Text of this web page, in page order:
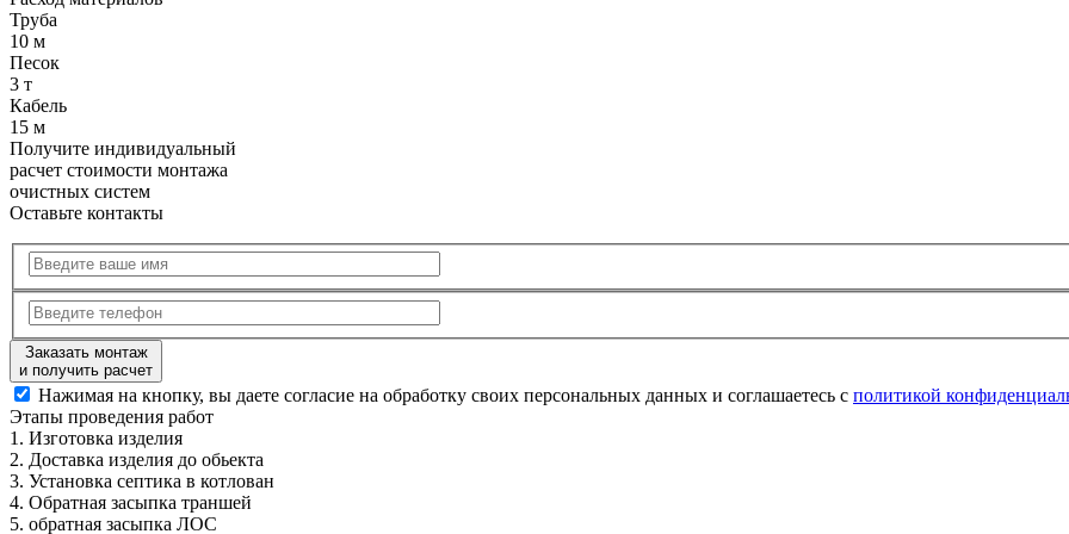
Труба
10 м
Песок
3 т
Кабель
15 м
Получите индивидуальный
расчет стоимости монтажа
очистных систем
Оставьте контакты
Заказать монтаж
и получить расчет
Нажимая на кнопку, вы даете согласие на обработку своих персональных данных и соглашаетесь с политикой
Этапы проведения работ
1. Изготовка изделия
2. Доставка изделия до обьекта
3. Установка септика в котлован
4. Обратная засыпка траншей
5. обратная засыпка ЛОС